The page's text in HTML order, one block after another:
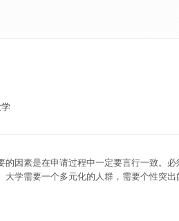
的因素是在申请过程中一定要言行一致。
大学需要一个多元化的人群，需要个性突出